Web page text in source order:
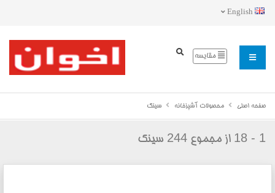
مقایسه
صفحه اصلی محصولات آشپزخانه سینک
1 - 18 از مجموع 244 سینک